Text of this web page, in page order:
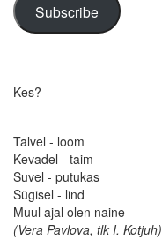
Subscribe
Kes?
Talvel - loom
Kevadel - taim
Suvel - putukas
Sügisel - lind
Muul ajal olen naine
(Vera Pavlova, tlk I. Kotjuh)